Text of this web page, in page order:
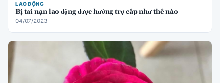
LAO ĐỘNG
Bị tai nạn lao động được hưởng trợ cấp như thế nào
04/07/2023